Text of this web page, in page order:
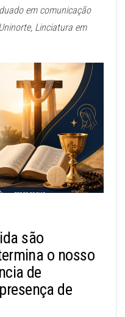
em comunicação
Linciatura em
são
o nosso
de
de